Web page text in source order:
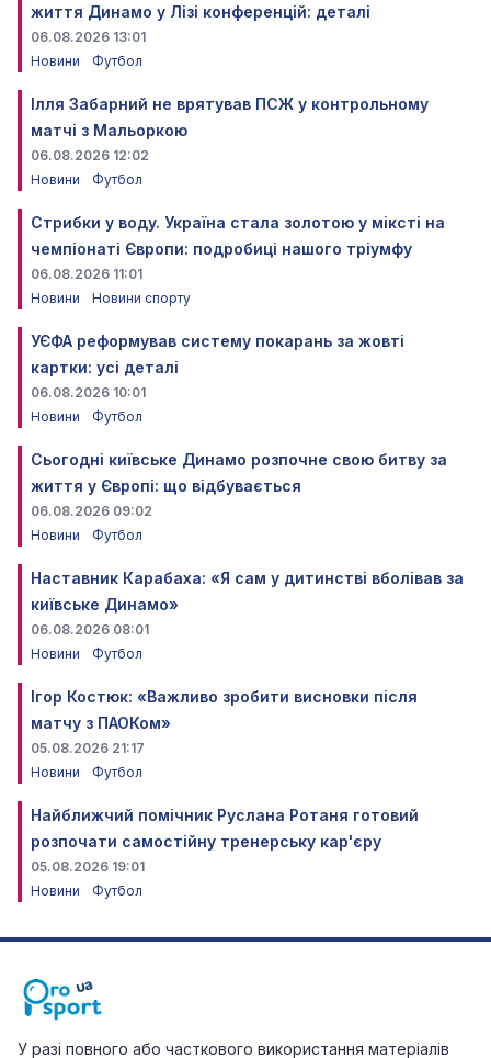
життя Динамо у Лізі конференцій: деталі
06.08.2026 13:01
Новини
Футбол
Ілля Забарний не врятував ПСЖ у контрольному
матчі з Мальоркою
06.08.2026 12:02
Новини
Футбол
Стрибки у воду. Україна стала золотою у міксті на
чемпіонаті Європи: подробиці нашого тріумфу
06.08.2026 11:01
Новини
Новини спорту
УЄФА реформував систему покарань за жовті
картки: усі деталі
06.08.2026 10:01
Новини
Футбол
Сьогодні київське Динамо розпочне свою битву за
життя у Європі: що відбувається
06.08.2026 09:02
Новини
Футбол
Наставник Карабаха: «Я сам у дитинстві вболівав за
київське Динамо»
06.08.2026 08:01
Новини
Футбол
Ігор Костюк: «Важливо зробити висновки після
матчу з ПАОКом»
05.08.2026 21:17
Новини
Футбол
Найближчий помічник Руслана Ротаня готовий
розпочати самостійну тренерську кар'єру
05.08.2026 19:01
Новини
Футбол
У разі повного або часткового використання матеріалів